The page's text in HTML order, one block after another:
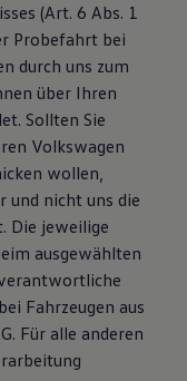
(Art. 6 Abs. 1
Probefahrt bei
durch uns zum
über Ihren
Sollten Sie
Volkswagen
wollen,
und nicht uns die
Die jeweilige
ausgewählten
Fahrzeugen aus
Für alle anderen